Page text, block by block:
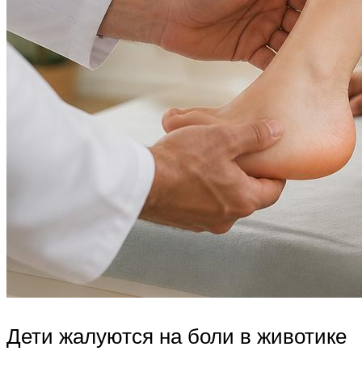
Дети жалуются на боли в животике